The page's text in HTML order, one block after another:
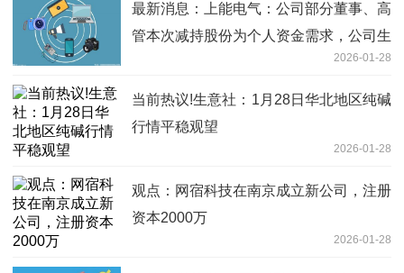
最新消息：上能电气：公司部分董事、高
管本次减持股份为个人资金需求，公司生
2026-01-28
当前热议!生意社：1月28日华北地区纯碱
行情平稳观望
2026-01-28
观点：网宿科技在南京成立新公司，注册
资本2000万
2026-01-28